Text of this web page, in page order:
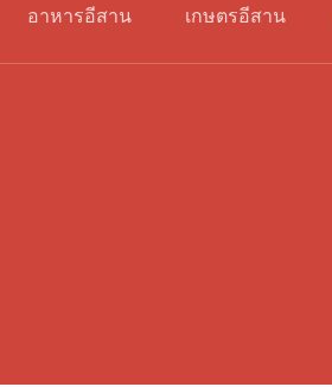
อาหารอีสาน เกษตรอีสาน